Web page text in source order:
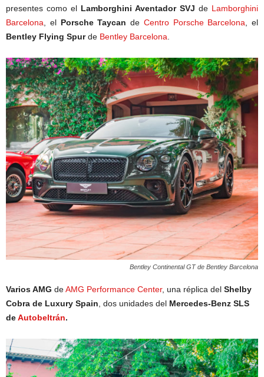
presentes como el Lamborghini Aventador SVJ de Lamborghini
Barcelona , el Porsche Taycan de Centro Porsche Barcelona , el
Bentley Flying Spurde Bentley Barcelona
Bentley Continental GT de Bentley Barcelona
Varios AMG deAMG Performance Center, una réplica del Shelby
Cobra de Luxury Spain , dos unidades del Mercedes-Benz SLS
deAutobeltrán.